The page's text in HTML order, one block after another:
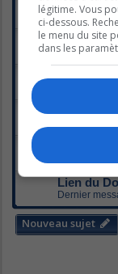
Vol de
Dernier
Illégalités
Dernier
Votre
Multi-
Lien du
Dernier
Nouveau sujet
légitime. Vous
ci-dessous.
le menu du site
dans les